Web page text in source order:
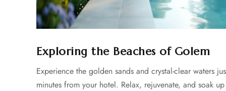
Exploring the Beaches of Golem
Experience the golden sands and crystal-clear waters
minutes from your hotel. Relax, rejuvenate, and soak up